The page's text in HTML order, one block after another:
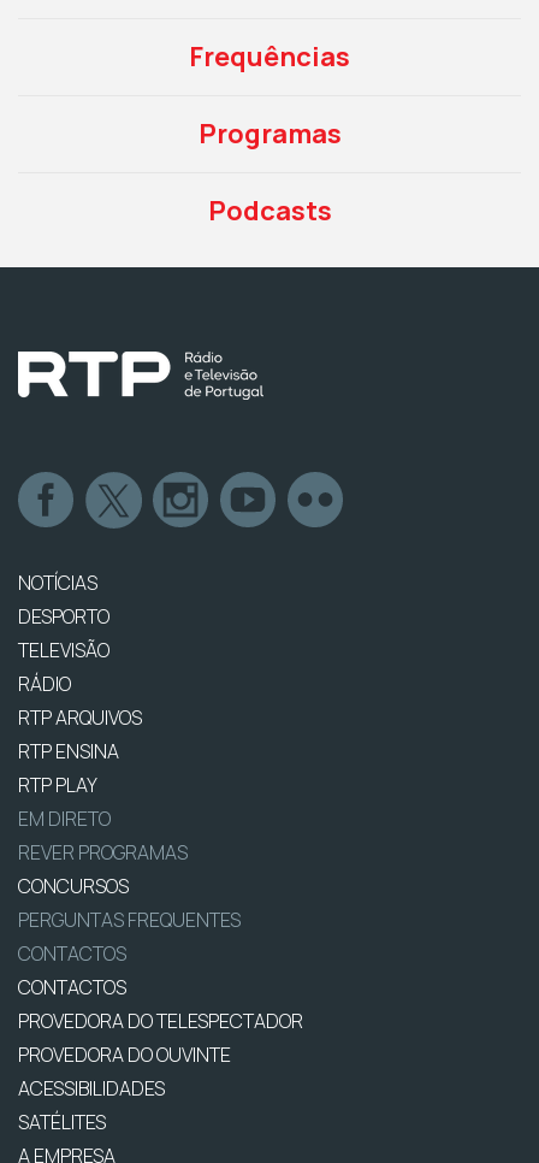
Frequências
Programas
Podcasts
NOTÍCIAS
DESPORTO
TELEVISÃO
RÁDIO
RTP ARQUIVOS
RTP ENSINA
RTP PLAY
EM DIRETO
REVER PROGRAMAS
CONCURSOS
PERGUNTAS FREQUENTES
CONTACTOS
CONTACTOS
PROVEDORA DO TELESPECTADOR
PROVEDORA DO OUVINTE
ACESSIBILIDADES
SATÉLITES
A EMPRESA